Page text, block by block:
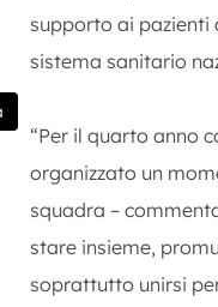
supporto ai pazienti
sistema sanitario
“Per il quarto anno
organizzato un
squadra –
stare insieme,
soprattutto unirsi